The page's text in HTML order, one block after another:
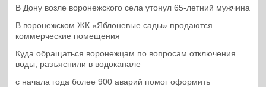
В Дону возле воронежского села утонул 65-летний мужчина
В воронежском ЖК «Яблоневые сады» продаются
коммерческие помещения
Куда обращаться воронежцам по вопросам отключения
воды, разъяснили в водоканале
с начала года более 900 аварий помог оформить